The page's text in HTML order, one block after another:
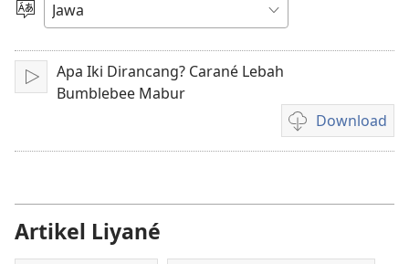
Pilih
Basa
Puter
Apa Iki Dirancang? Carané Lebah
Bumblebee Mabur
Download
Pilihan
kanggo
Artikel Liyané